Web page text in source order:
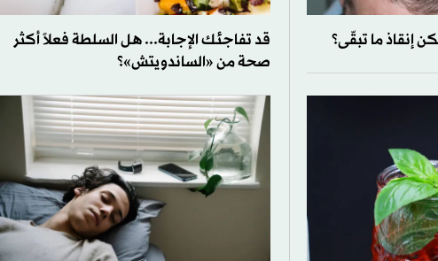
إنقاذ ما تبقّى؟
قد تفاجئك الإجابة... هل السلطة فعلاً أكثر
صحة من «الساندويتش»؟